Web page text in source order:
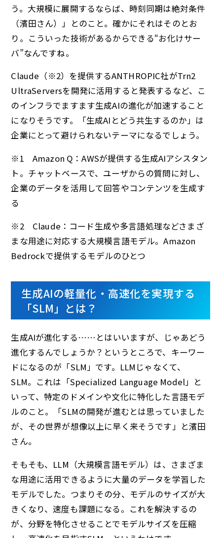
う。大規模に展開するならば、時刻同期は絶対条件
（濱田さん）」とのこと。確かにそれはそのとお
り。こういった技術があるからできる“お化けサー
バ”なんですね。
Claude（※2）を提供するANTHROPIC社がTrn2
UltraServersを開発に活用すると発表するなど、こ
のインフラでますます生成AIの進化が加速すること
になりそうです。「生成AIとどう共生するのか」は
企業にとって避けられないテーマになるでしょう。
※1 Amazon Q：AWSが提供する生成AIアシスタン
ト。チャットベースで、ユーザからの質問に対し、
企業のデータを活用して回答やコンテンツを生成す
る
※2 Claude：コード生成や多言語処理などさまざ
まな用途に対応する大規模言語モデル。Amazon
Bedrockで提供するモデルのひとつ
生成AIの軽量化・高速化を実現する
「SLM」とは？
生成AIが進化する……とはいいますが、じゃあどう
進化するんでしょうか？というところで、キーワー
ドになるのが「SLM」です。LLMじゃなくて、
SLM。これは「Specialized Language Model」と
いって、特定のドメインや文化に特化した言語モデ
ルのこと。「SLMの開発が進むとは思っていました
が、その世界が想像以上に早く来そうです」と濱田
さん。
そもそも、LLM（大規模言語モデル）は、さまざま
な用途に活用できるように大量のデータを学習した
モデルでした。つまりその分、モデルのサイズが大
きくなり、速度も課題になる。これを解決するの
が、分野を特化させることでモデルサイズを圧縮